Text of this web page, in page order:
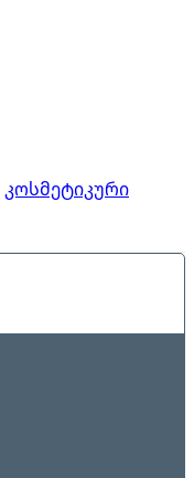
კოსმეტიკური